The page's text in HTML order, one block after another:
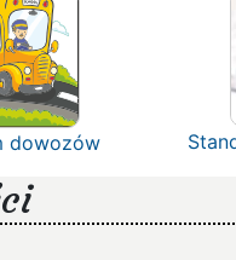
dowozów